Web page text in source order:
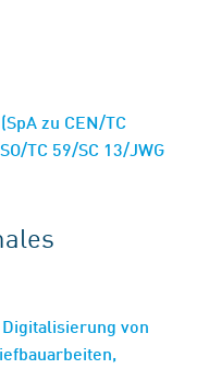
zu CEN/TC
TC 59/SC 13/JWG
von